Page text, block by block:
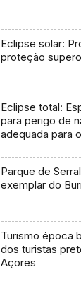
Eclipse solar:
proteção
Eclipse total:
para perigo de
adequada para
Parque de
exemplar do
Turismo época
dos turistas
Açores